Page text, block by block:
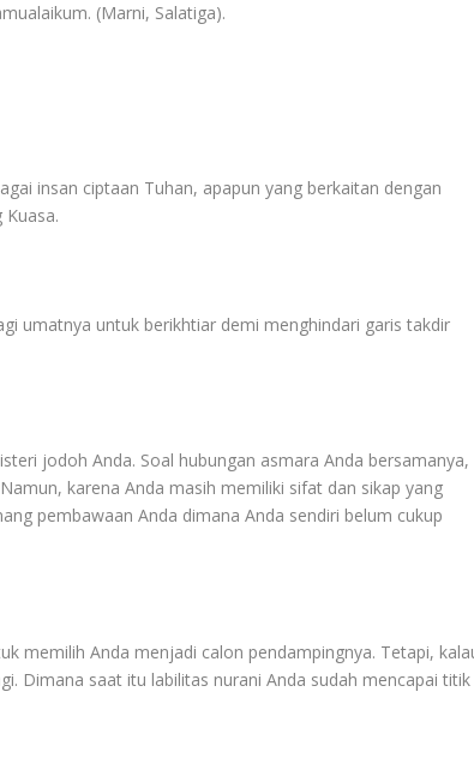
(Marni, Salatiga).
insan ciptaan Tuhan, apapun yang berkaitan dengan
umatnya untuk berikhtiar demi menghindari garis takdir
jodoh Anda. Soal hubungan asmara Anda bersamanya,
karena Anda masih memiliki sifat dan sikap yang
pembawaan Anda dimana Anda sendiri belum cukup
memilih Anda menjadi calon pendampingnya. Tetapi,
Dimana saat itu labilitas nurani Anda sudah mencapai titik